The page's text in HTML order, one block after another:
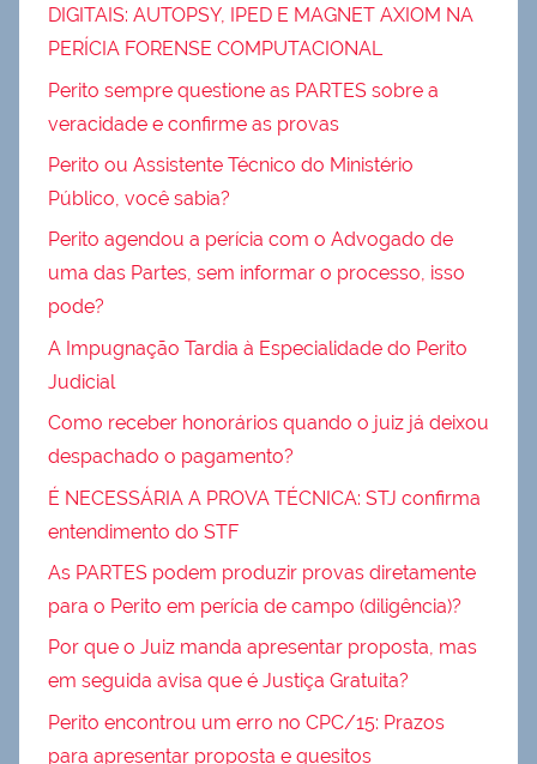
DIGITAIS: AUTOPSY, IPED E MAGNET AXIOM NA
PERÍCIA FORENSE COMPUTACIONAL
Perito sempre questione as PARTES sobre a
veracidade e confirme as provas
Perito ou Assistente Técnico do Ministério
Público, você sabia?
Perito agendou a perícia com o Advogado de
uma das Partes, sem informar o processo, isso
pode?
A Impugnação Tardia à Especialidade do Perito
Judicial
Como receber honorários quando o juiz já deixou
despachado o pagamento?
É NECESSÁRIA A PROVA TÉCNICA: STJ confirma
entendimento do STF
As PARTES podem produzir provas diretamente
para o Perito em perícia de campo (diligência)?
Por que o Juiz manda apresentar proposta, mas
em seguida avisa que é Justiça Gratuita?
Perito encontrou um erro no CPC/15: Prazos
para apresentar proposta e quesitos